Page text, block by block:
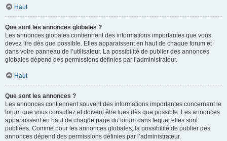
Haut
Que sont les annonces globales ?
Les annonces globales contiennent des informations importantes que vous
devez lire dès que possible. Elles apparaissent en haut de chaque forum et
dans votre panneau de l’utilisateur. La possibilité de publier des annonces
globales dépend des permissions définies par l’administrateur.
Haut
Que sont les annonces ?
Les annonces contiennent souvent des informations importantes concernant le
forum que vous consultez et doivent être lues dès que possible. Les annonces
apparaissent en haut de chaque page du forum dans lequel elles sont
publiées. Comme pour les annonces globales, la possibilité de publier des
annonces dépend des permissions définies par l’administrateur.